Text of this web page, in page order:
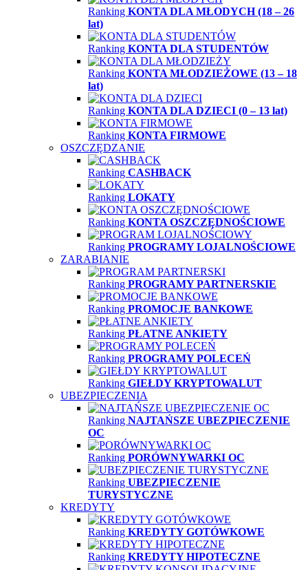
Ranking KONTA DLA MŁODYCH (18 – 26
lat)
Ranking KONTA DLA STUDENTÓW
Ranking KONTA MŁODZIEŻOWE (13 – 18
lat)
Ranking KONTA DLA DZIECI (0 – 13 lat)
Ranking KONTA FIRMOWE
OSZCZĘDZANIE
Ranking CASHBACK
Ranking LOKATY
Ranking KONTA OSZCZĘDNOŚCIOWE
Ranking PROGRAMY LOJALNOŚCIOWE
ZARABIANIE
Ranking PROGRAMY PARTNERSKIE
Ranking PROMOCJE BANKOWE
Ranking PŁATNE ANKIETY
Ranking PROGRAMY POLECEŃ
Ranking GIEŁDY KRYPTOWALUT
UBEZPIECZENIA
Ranking NAJTAŃSZE UBEZPIECZENIE
OC
Ranking PORÓWNYWARKI OC
Ranking UBEZPIECZENIE
TURYSTYCZNE
KREDYTY
Ranking KREDYTY GOTÓWKOWE
Ranking KREDYTY HIPOTECZNE